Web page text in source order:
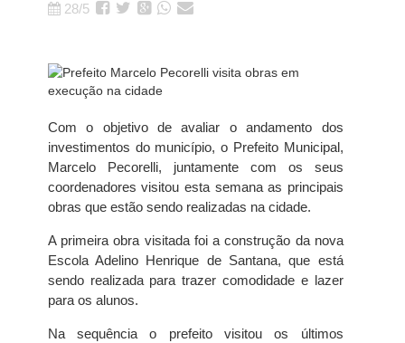
28/5
Com o objetivo de avaliar o andamento dos
investimentos do município, o Prefeito Municipal,
Marcelo Pecorelli, juntamente com os seus
coordenadores visitou esta semana as principais
obras que estão sendo realizadas na cidade.
A primeira obra visitada foi a construção da nova
Escola Adelino Henrique de Santana, que está
sendo realizada para trazer comodidade e lazer
para os alunos.
Na sequência o prefeito visitou os últimos